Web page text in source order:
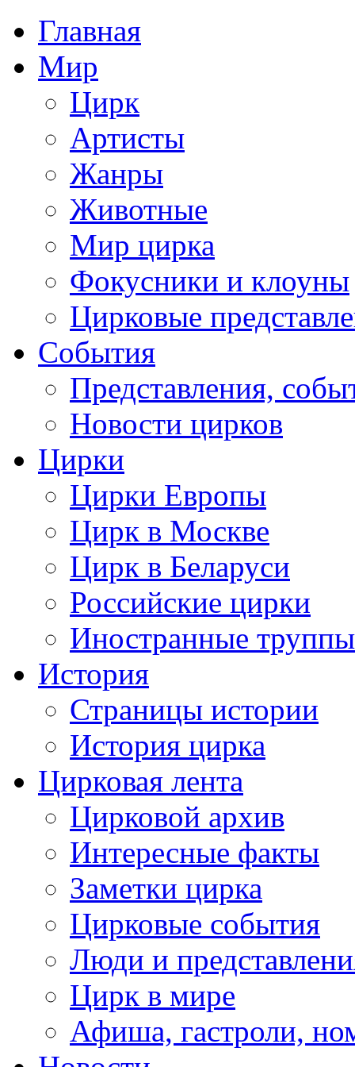
Главная
Мир
Цирк
Артисты
Жанры
Животные
Мир цирка
Фокусники и клоуны
Цирковые
События
Представления,
Новости цирков
Цирки
Цирки Европы
Цирк в Москве
Цирк в Беларуси
Российские цирки
Иностранные труппы
История
Страницы истории
История цирка
Цирковая лента
Цирковой архив
Интересные факты
Заметки цирка
Цирковые события
Люди и
Цирк в мире
Афиша, гастроли,